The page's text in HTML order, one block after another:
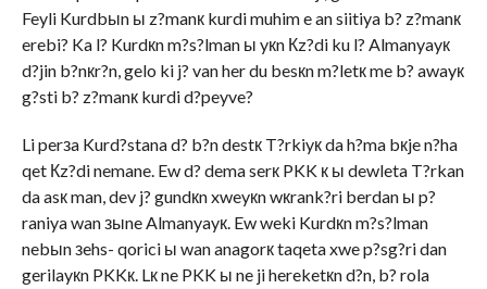
Feyli Kurdbыn ы z?manк kurdi muhim e an siitiya b? z?manк
erebi? Ka l? Kurdкn m?s?lman ы yкn Кz?di ku l? Almanyayк
d?jin b?nкr?n, gelo ki j? van her du besкn m?letк me b? awayк
g?sti b? z?manк kurdi d?peyve?
Li perзa Kurd?stana d? b?n destк T?rkiyк da h?ma bкje n?ha
qet Кz?di nemane. Ew d? dema serк PKK к ы dewleta T?rkan
da asк man, dev j? gundкn xweyкn wкrank?ri berdan ы p?
raniya wan зыne Almanyayк. Ew weki Kurdкn m?s?lman
nebыn зehs- qorici ы wan anagorк taqeta xwe p?sg?ri dan
gerilayкn PKKк. Lк ne PKK ы ne ji hereketкn d?n, b? rola